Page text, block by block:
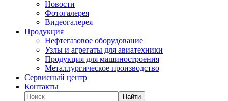
Новости
Фотогалерея
Видеогалерея
Продукция
Нефтегазовое оборудование
Узлы и агрегаты для авиатехники
Продукция для машиностроения
Металлургическое производство
Сервисный центр
Контакты
Найти